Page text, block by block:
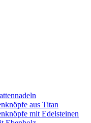
aus Titan
mit Edelsteinen